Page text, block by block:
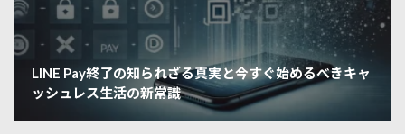
LINE Pay終了の知られざる真実と今すぐ始めるべきキャ
ッシュレス生活の新常識